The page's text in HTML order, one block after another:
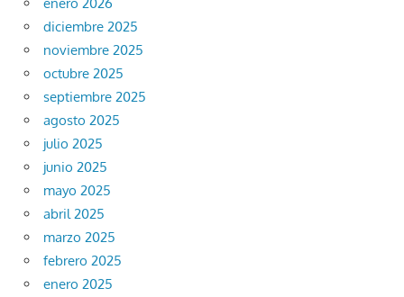
diciembre 2025
noviembre 2025
octubre 2025
septiembre 2025
agosto 2025
julio 2025
junio 2025
mayo 2025
abril 2025
marzo 2025
febrero 2025
enero 2025